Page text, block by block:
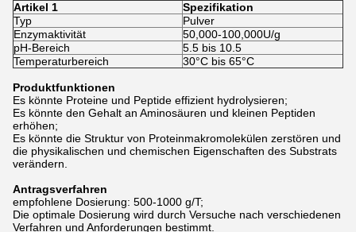
Artikel 1
Spezifikation
Typ
Pulver
Enzymaktivität
50,000-100,000U/g
pH-Bereich
5.5 bis 10.5
Temperaturbereich
30°C bis 65°C
Produktfunktionen
Es könnte Proteine und Peptide effizient hydrolysieren;
Es könnte den Gehalt an Aminosäuren und kleinen Peptiden
erhöhen;
Es könnte die Struktur von Proteinmakromolekülen zerstören und
die physikalischen und chemischen Eigenschaften des Substrats
verändern.
Antragsverfahren
empfohlene Dosierung: 500-1000 g/T;
Die optimale Dosierung wird durch Versuche nach verschiedenen
Verfahren und Anforderungen bestimmt.